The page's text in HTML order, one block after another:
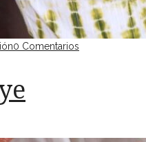
0 Comentarios